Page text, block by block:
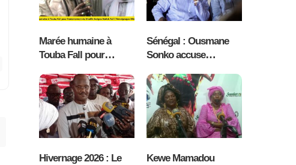
garçons ( vidéo )
Marée humaine à
Touba Fall pour
Khalife Serigne Malick
Fall | Témoignages (
vidéo )
Sénégal : Ousmane
Sonko accuse
Faye de faire pression
sur des responsables
de Pastef, la crise
politique s’accentue
Hivernage 2026 : Le
Kewe Mamadou